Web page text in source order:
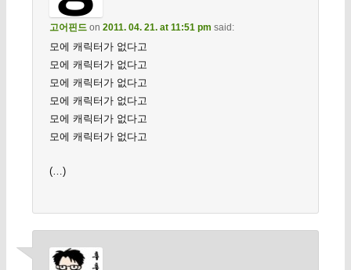
고어핀드 on 2011. 04. 21. at 11:51 pm said:
모에 캐릭터가 없다고
모에 캐릭터가 없다고
모에 캐릭터가 없다고
모에 캐릭터가 없다고
모에 캐릭터가 없다고
모에 캐릭터가 없다고
(…)